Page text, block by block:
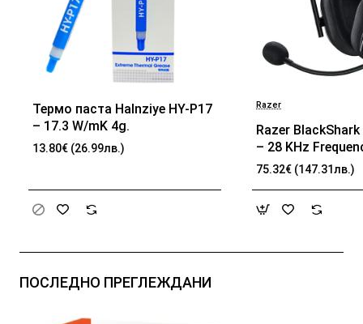
БЕСТСЕЛЪР
Термо паста Halnziye HY-P17
– 17.3 W/mK 4g.
13.80€ (26.99лв.)
Razer
Razer BlackShark
– 28 KHz
32 Ω (1 kHz)
TriForce Driver,
passive noise
100 Hz – 10 kHz
75.32€ (147.31лв.)
ПОСЛЕДНО ПРЕГЛЕЖДАНИ